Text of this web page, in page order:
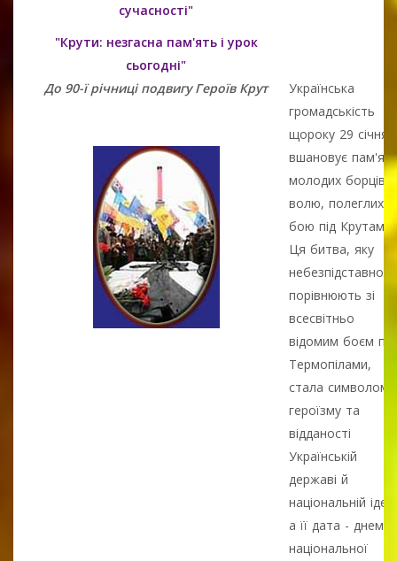
сучасності"
"Крути: незгасна пам'ять і урок
сьогодні"
До 90-ї річниці подвигу Героїв Крут
Українська
громадськість
щороку 29 січня
вшановує
молодих борців
волю, полеглих у
бою під Крутами.
Ця битва, яку
небезпідставно
порівнюють зі
всесвітньо
відомим боєм під
Термопілами,
стала символом
героїзму та
відданості
Українській
державі й
національній ідеї,
а її дата - днем
національної